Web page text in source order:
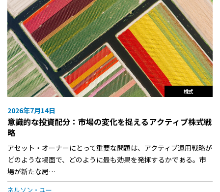
株式
2026年7月14日
意識的な投資配分：市場の変化を捉えるアクティブ株式戦
略
アセット・オーナーにとって重要な問題は、アクティブ運用戦略が
どのような場面で、どのように最も効果を発揮するかである。市
場が新たな局…
ネルソン・ユー